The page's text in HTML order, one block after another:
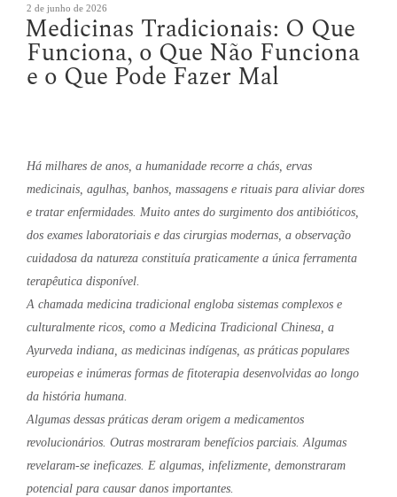
Publicado
em
2 de junho de 2026
Medicinas Tradicionais: O Que
Funciona, o Que Não Funciona
e o Que Pode Fazer Mal
Há milhares de anos, a humanidade recorre a chás, ervas
medicinais, agulhas, banhos, massagens e rituais para aliviar dores
e tratar enfermidades. Muito antes do surgimento dos antibióticos,
dos exames laboratoriais e das cirurgias modernas, a observação
cuidadosa da natureza constituía praticamente a única ferramenta
terapêutica disponível.
A chamada medicina tradicional engloba sistemas complexos e
culturalmente ricos, como a Medicina Tradicional Chinesa, a
Ayurveda indiana, as medicinas indígenas, as práticas populares
europeias e inúmeras formas de fitoterapia desenvolvidas ao longo
da história humana.
Algumas dessas práticas deram origem a medicamentos
revolucionários. Outras mostraram benefícios parciais. Algumas
revelaram-se ineficazes. E algumas, infelizmente, demonstraram
potencial para causar danos importantes.